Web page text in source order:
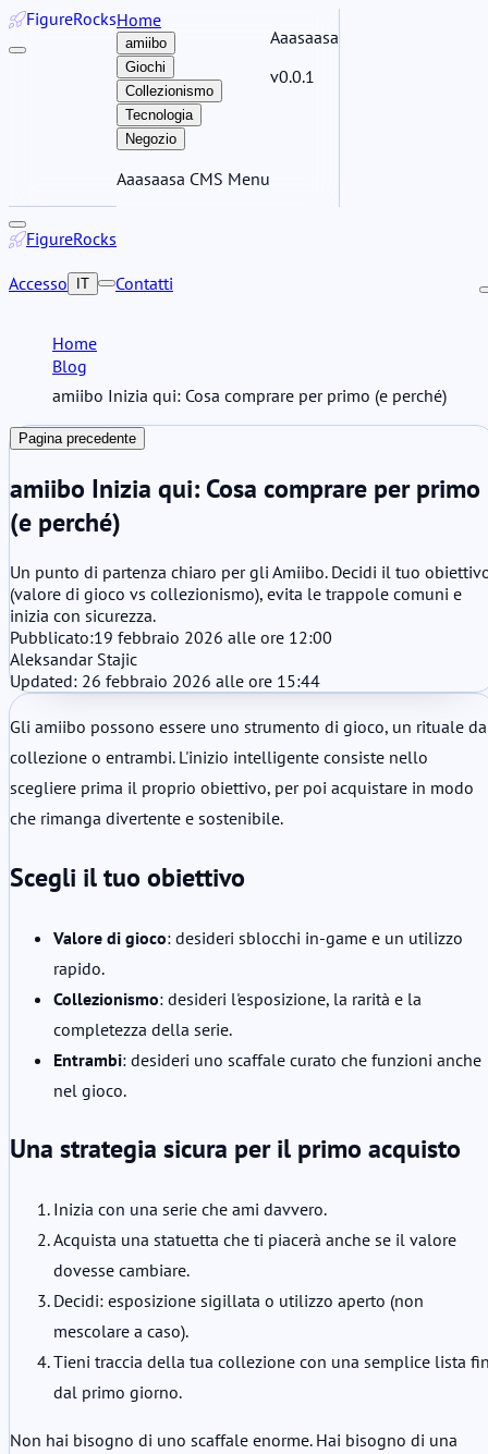
FigureRocksHome
amiibo
Giochi
Collezionismo
Tecnologia
Negozio
Aaasaasa CMS Menu
Aaasaasa
v0.0.1
FigureRocks
Accesso IT Contatti
Home
Blog
amiibo Inizia qui: Cosa comprare per primo (e perché)
Pagina precedente
amiibo Inizia qui: Cosa comprare per primo
(e perché)
Un punto di partenza chiaro per gli Amiibo. Decidi il tuo
(valore di gioco vs collezionismo), evita le trappole comuni e
inizia con sicurezza.
Pubblicato:19 febbraio 2026 alle ore 12:00
Aleksandar Stajic
Updated: 26 febbraio 2026 alle ore 15:44
Gli amiibo possono essere uno strumento di gioco, un rituale da
collezione o entrambi. L'inizio intelligente consiste nello
scegliere prima il proprio obiettivo, per poi acquistare in modo
che rimanga divertente e sostenibile.
Scegli il tuo obiettivo
Valore di gioco: desideri sblocchi in-game e un utilizzo
rapido.
Collezionismo: desideri l'esposizione, la rarità e la
completezza della serie.
Entrambi: desideri uno scaffale curato che funzioni anche
nel gioco.
Una strategia sicura per il primo acquisto
Inizia con una serie che ami davvero.
Acquista una statuetta che ti piacerà anche se il valore
dovesse cambiare.
Decidi: esposizione sigillata o utilizzo aperto (non
mescolare a caso).
Tieni traccia della tua collezione con una semplice lista
dal primo giorno.
Non hai bisogno di uno scaffale enorme. Hai bisogno di una